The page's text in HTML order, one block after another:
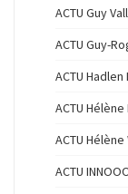
ACTU Guy
ACTU Guy-
ACTU Hadlen
ACTU
ACTU
ACTU